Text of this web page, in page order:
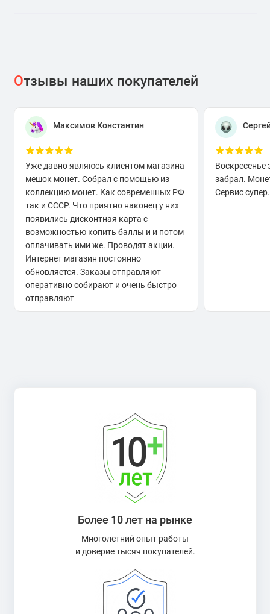
Отзывы наших покупателей
Максимов Константин
Уже давно являюсь клиентом магазина
мешок монет. Собрал с помощью из
коллекцию монет. Как современных РФ
так и СССР. Что приятно наконец у них
появились дисконтная карта с
возможностью копить баллы и и потом
оплачивать ими же. Проводят акции.
Интернет магазин постоянно
обновляется. Заказы отправляют
оперативно собирают и очень быстро
отправляют
Воскресенье
забрал.
Сервис
Более 10 лет на рынке
Многолетний опыт работы
и доверие тысяч покупателей.